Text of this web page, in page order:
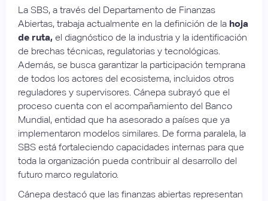
La SBS, a través del Departamento de Finanzas
Abiertas, trabaja actualmente en la definición de la hoja
de ruta, el diagnóstico de la industria y la identificación
de brechas técnicas, regulatorias y tecnológicas.
Además, se busca garantizar la participación temprana
de todos los actores del ecosistema, incluidos otros
reguladores y supervisores. Cánepa subrayó que el
proceso cuenta con el acompañamiento del Banco
Mundial, entidad que ha asesorado a países que ya
implementaron modelos similares. De forma paralela, la
SBS está fortaleciendo capacidades internas para que
toda la organización pueda contribuir al desarrollo del
futuro marco regulatorio.
Cánepa destacó que las finanzas abiertas representan